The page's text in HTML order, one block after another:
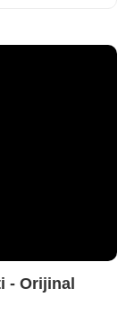
- Orijinal